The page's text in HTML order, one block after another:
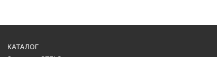
КАТАЛОГ